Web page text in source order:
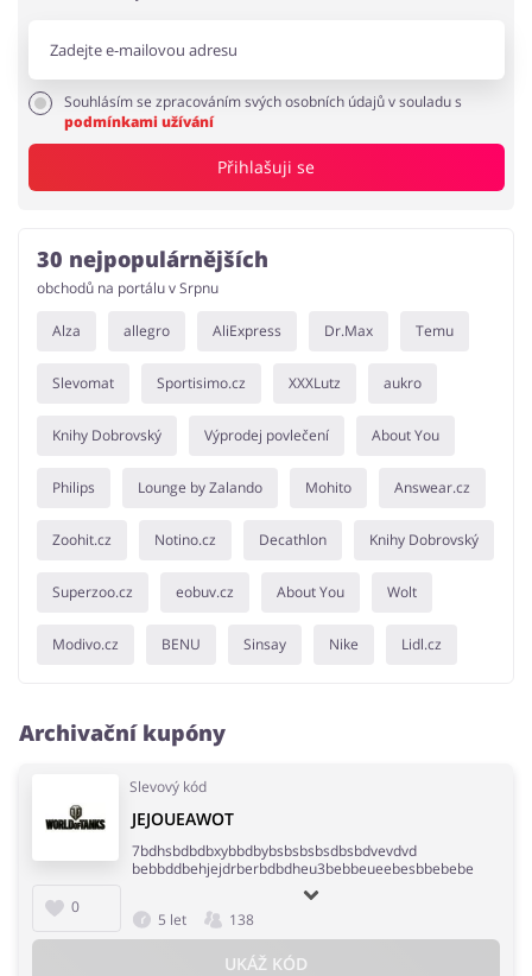
Souhlásím se zpracováním svých osobních údajů v souladu s
podmínkami užívání
Přihlašuji se
30 nejpopulárnějších
obchodů na portálu v Srpnu
Alza allegro AliExpress Dr.Max Temu
Slevomat Sportisimo.cz XXXLutz aukro
Knihy Dobrovský Výprodej povlečení About You
Philips Lounge by Zalando Mohito Answear.cz
Zoohit.cz Notino.cz Decathlon Knihy Dobrovský
Superzoo.cz eobuv.cz About You Wolt
Modivo.cz BENU Sinsay Nike Lidl.cz
Archivační kupóny
Slevový kód
0
JEJOUEAWOT
7bdhsbdbdbxybbdbybsbsbsbsdbsbdvevdvd
bebbddbehjejdrberbdbdheu3bebbeueebesbbebebe
5 let 138
UKÁŽ KÓD